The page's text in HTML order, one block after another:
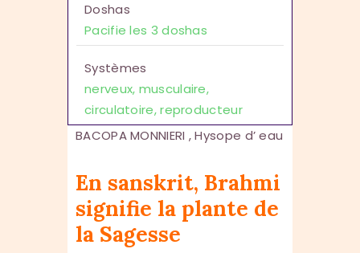
Doshas
Pacifie les 3 doshas
Systèmes
nerveux, musculaire,
circulatoire, reproducteur
BACOPA MONNIERI , Hysope d’ eau
En sanskrit, Brahmi
signifie la plante de
la Sagesse